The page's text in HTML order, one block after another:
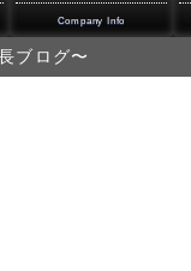
Company Info
ブログ〜